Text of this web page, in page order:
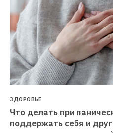
ЗДОРОВЬЕ
Что делать при
поддержать себя и